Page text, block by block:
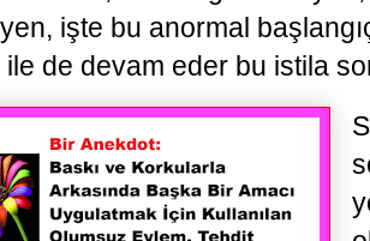
işte bu anormal
ile de devam eder bu istila